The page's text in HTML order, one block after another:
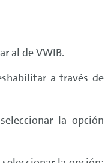
al de VWIB.
a través de
la opción